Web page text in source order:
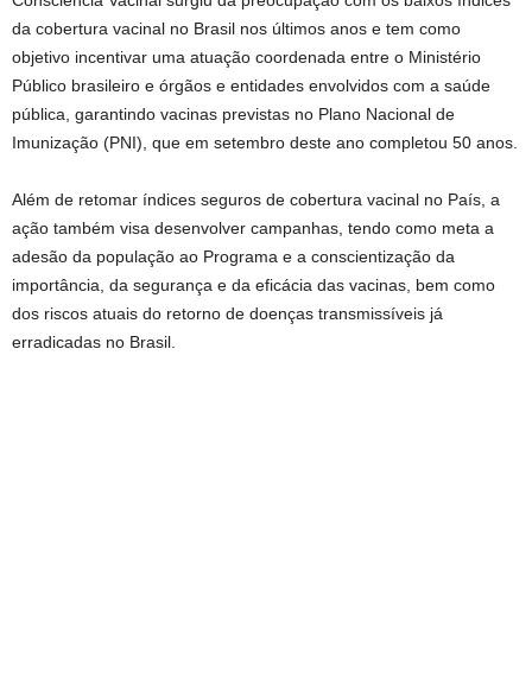
da cobertura vacinal no Brasil nos últimos anos e tem como
objetivo incentivar uma atuação coordenada entre o Ministério
Público brasileiro e órgãos e entidades envolvidos com a saúde
pública, garantindo vacinas previstas no Plano Nacional de
Imunização (PNI), que em setembro deste ano completou 50 anos.
Além de retomar índices seguros de cobertura vacinal no País, a
ação também visa desenvolver campanhas, tendo como meta a
adesão da população ao Programa e a conscientização da
importância, da segurança e da eficácia das vacinas, bem como
dos riscos atuais do retorno de doenças transmissíveis já
erradicadas no Brasil.